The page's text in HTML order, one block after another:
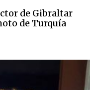
de Gibraltar
de Turquía